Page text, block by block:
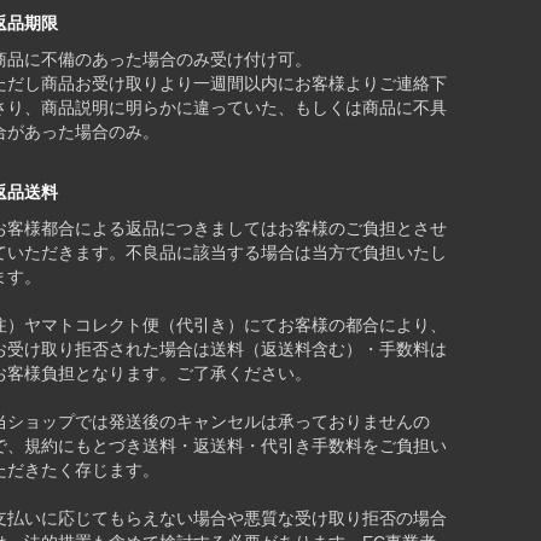
品期限
品に不備のあった場合のみ受け付け可。
だし商品お受け取りより一週間以内にお客様よりご連絡下
り、商品説明に明らかに違っていた、もしくは商品に不具
があった場合のみ。
品送料
客様都合による返品につきましてはお客様のご負担とさせ
いただきます。不良品に該当する場合は当方で負担いたし
す。
）ヤマトコレクト便（代引き）にてお客様の都合により、
受け取り拒否された場合は送料（返送料含む）・手数料は
客様負担となります。ご了承ください。
ショップでは発送後のキャンセルは承っておりませんの
、規約にもとづき送料・返送料・代引き手数料をご負担い
だきたく存じます。
払いに応じてもらえない場合や悪質な受け取り拒否の場合